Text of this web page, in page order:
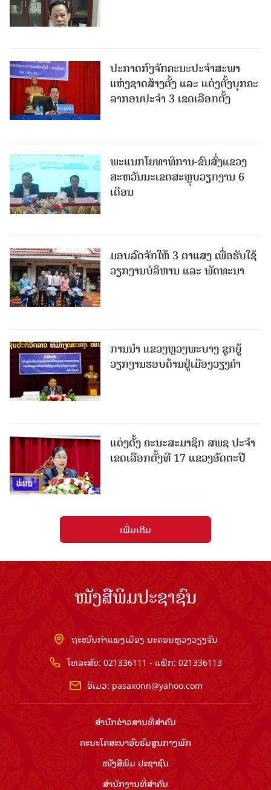
ປະກາດກົງຈັກຄະນະປະຈໍາສະພາ
ແຫ່ງຊາດສ້າງຕັ້ງ ແລະ ແຕ່ງຕັ້ງບຸກຄະ
ລາກອນປະຈໍາ 3 ເຂດເລືອກຕັ້ງ
ພະແນກໂຍທາທິການ-ຂົນສົ່ງແຂວງ
ສະຫວັນນະເຂດສະຫຼຸບວຽກງານ 6
ເດືອນ
ມອບລົດຈັກໃຫ້ 3 ຕາແສງ ເພື່ອຮັບໃຊ້
ວຽກງານບໍລິຫານ ແລະ ພັດທະນາ
ການນຳ ແຂວງຫຼວງພະບາງ ຊຸກຍູ້
ວຽກງານຮອບດ້ານຢູ່ເມືອງວຽງຄໍາ
ແຕ່ງຕັ້ງ ຄະນະສະມາຊິກ ສພຊ ປະຈຳ
ເຂດເລືອກຕັ້ງທີ 17 ແຂວງອັດຕະປື
ເພີ່ມເຕີມ
ໜັງສືພິມປະຊາຊົນ
ຖະໜົນກຳແພງເມືອງ ນະຄອນຫຼວງວຽງຈັນ
ໂທລະສັບ: 021336111 - ແຟັກ: 021336113
ອີເມວ: pasaxonn@yahoo.com
ສຳ​ນັກ​ຂ່າວ​ສານ​ທີ່​ສຳ​ຄັນ​
ຄະນະໂຄສະນາອົບຮົມ​ສູນ​ກາງ​ພັກ
ໜັງສືພິມ ປະ​ຊາ​ຊົນ
ສຳ​ນັກ​ງານ​ທີ່​ສຳ​ຄັນ